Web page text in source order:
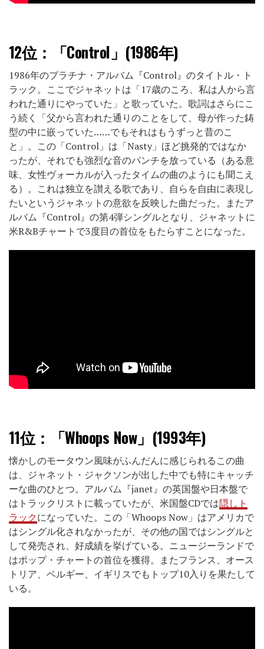
12位： 「Control」(1986年)
1986年のプラチナ・アルバム『Control』のタイトル・ト
ラック。ここでジャネットは「17歳のころ、私は人から言
われた通りにやっていた」と歌っていた。歌詞はさらにこ
う続く「父から言われた通りのことをして、母が作った鋳
型の中に嵌っていた……でもそれはもうずっと昔のこ
と」。この「Control」は「Nasty」ほど挑発的ではなか
ったが、それでも強烈な音のパンチを放っている（ある意
味、女性ヴォーカルが入ったタイムの曲のようにも聞こえ
る）。これは独立を讃える歌であり、自らを自由に表現し
たいというジャネットの意欲を反映した曲だった。またア
ルバム『Control』の第4弾シングルとなり、ジャネットに
米R&Bチャートで3度目の首位をもたらすことになった。
11位： 「Whoops Now」(1993年)
懐かしのモータウン風味がふんだんに感じられるこの曲
は、ジャネット・ジャクソンが出した中でも特にキャッチ
ーな曲のひとつ。アルバム『janet』の英国盤や日本盤で
はトラックリストに載っていたが、米国盤CDでは隠しト
ラックになっていた。この「Whoops Now」はアメリカで
はシングル化されなかったが、その他の国ではシングルと
して発売され、好成績を挙げている。ニュージーランドで
はポップ・チャートの首位を獲得。またフランス、オース
トリア、ベルギー、イギリスでもトップ10入りを果たして
いる。